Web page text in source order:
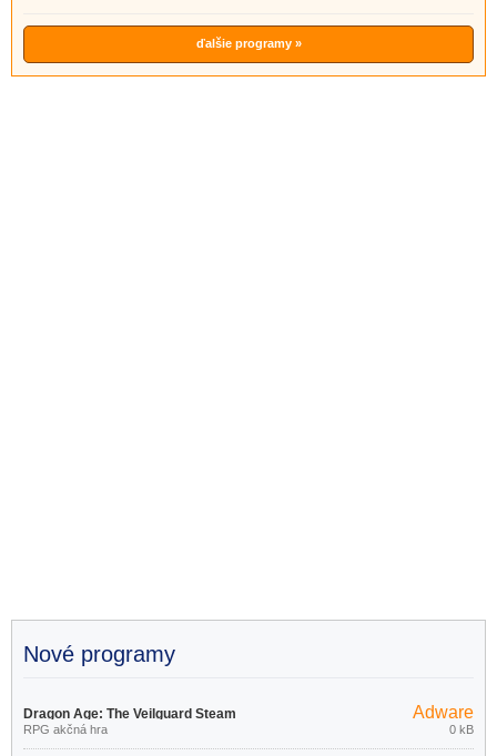
ďalšie programy »
Nové programy
Dragon Age: The Veilguard Steam
RPG akčná hra
Adware
0 kB